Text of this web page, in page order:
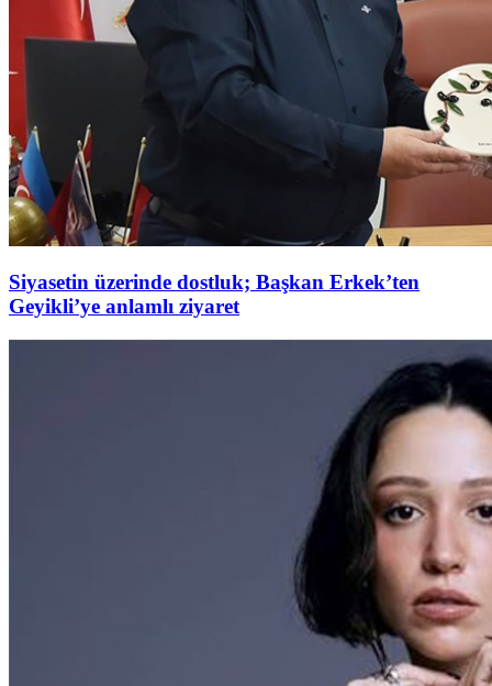
Siyasetin üzerinde dostluk; Başkan Erkek’ten
Geyikli’ye anlamlı ziyaret